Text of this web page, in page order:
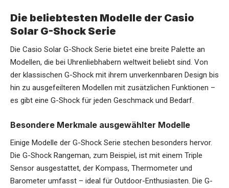
Die beliebtesten Modelle der Casio
Solar G-Shock Serie
Die Casio Solar G-Shock Serie bietet eine breite Palette an
Modellen, die bei Uhrenliebhabern weltweit beliebt sind. Von
der klassischen G-Shock mit ihrem unverkennbaren Design bis
hin zu ausgefeilteren Modellen mit zusätzlichen Funktionen –
es gibt eine G-Shock für jeden Geschmack und Bedarf.
Besondere Merkmale ausgewählter Modelle
Einige Modelle der G-Shock Serie stechen besonders hervor.
Die G-Shock Rangeman, zum Beispiel, ist mit einem Triple
Sensor ausgestattet, der Kompass, Thermometer und
Barometer umfasst – ideal für Outdoor-Enthusiasten. Die G-